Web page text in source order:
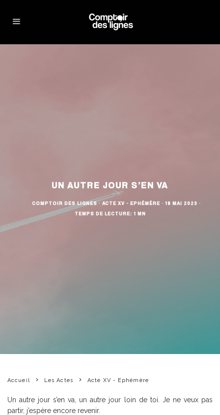
UN AUTRE JOUR S’EN VA
COMPTOIR DES LIGNES · ACTE XV - EPHÉMÈRE · 18 MAI 2023 ·
TEMPS DE LECTURE: 1 MN
Accueil Les Actes Acte XV - Ephémère
Un autre jour s’en va, un autre jour loin de toi. Je ne veux pas
partir, j’espère encore revenir.